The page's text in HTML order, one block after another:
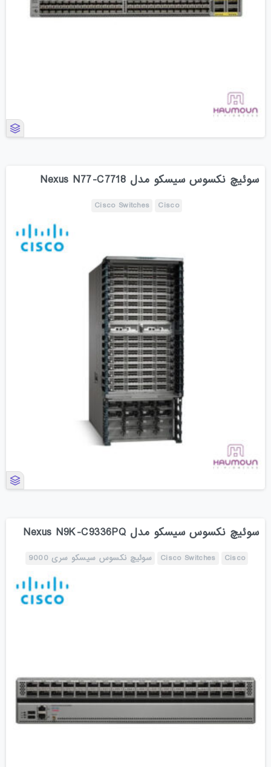
سوئیچ نکسوس سیسکو مدل Nexus N77-C7718
Cisco
Cisco Switches
سوئیچ نکسوس سیسکو مدل Nexus N9K-C9336PQ
Cisco
Cisco Switches سوئیچ نکسوس سیسکو سری 9000